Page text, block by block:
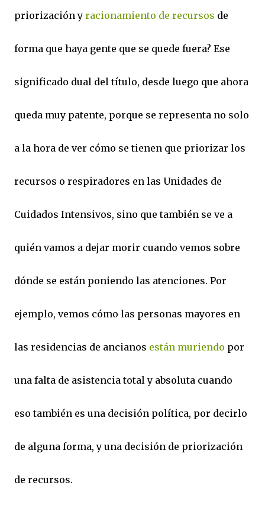
priorización y racionamiento de recursos de
forma que haya gente que se quede fuera? Ese
significado dual del título, desde luego que ahora
queda muy patente, porque se representa no solo
a la hora de ver cómo se tienen que priorizar los
recursos o respiradores en las Unidades de
Cuidados Intensivos, sino que también se ve a
quién vamos a dejar morir cuando vemos sobre
dónde se están poniendo las atenciones. Por
ejemplo, vemos cómo las personas mayores en
las residencias de ancianos están muriendo por
una falta de asistencia total y absoluta cuando
eso también es una decisión política, por decirlo
de alguna forma, y una decisión de priorización
de recursos.